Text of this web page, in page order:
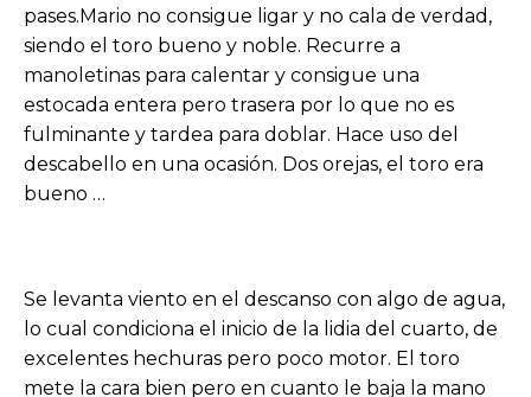
pases.Mario no consigue ligar y no cala de verdad,
siendo el toro bueno y noble. Recurre a
manoletinas para calentar y consigue una
estocada entera pero trasera por lo que no es
fulminante y tardea para doblar. Hace uso del
descabello en una ocasión. Dos orejas, el toro era
bueno …
Se levanta viento en el descanso con algo de agua,
lo cual condiciona el inicio de la lidia del cuarto, de
excelentes hechuras pero poco motor. El toro
mete la cara bien pero en cuanto le baja la mano